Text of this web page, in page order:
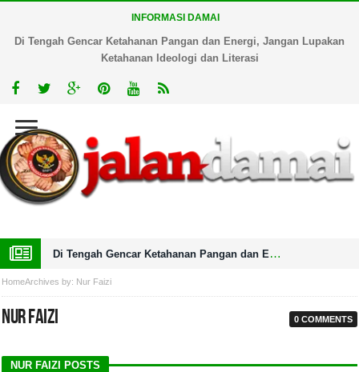
INFORMASI DAMAI
Di Tengah Gencar Ketahanan Pangan dan Energi, Jangan Lupakan
Ketahanan Ideologi dan Literasi
Di Tengah Gencar Ketahanan Pangan dan Energi, Jangan Lupakan Ketahanan Ideologi dan Literasi
HomeArchives by: Nur Faizi
Nur Faizi 0 COMMENTS
NUR FAIZI POSTS